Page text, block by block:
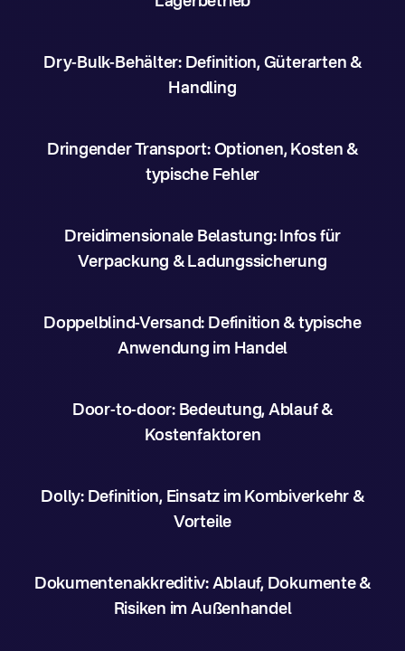
Dry-Bulk-Behälter: Definition, Güterarten &
Handling
Dringender Transport: Optionen, Kosten &
typische Fehler
Dreidimensionale Belastung: Infos für
Verpackung & Ladungssicherung
Doppelblind-Versand: Definition & typische
Anwendung im Handel
Door-to-door: Bedeutung, Ablauf &
Kostenfaktoren
Dolly: Definition, Einsatz im Kombiverkehr &
Vorteile
Dokumentenakkreditiv: Ablauf, Dokumente &
Risiken im Außenhandel